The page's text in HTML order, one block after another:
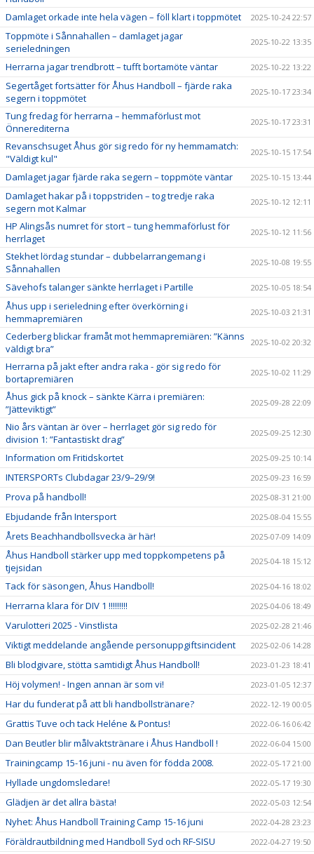
Damlaget orkade inte hela vägen – föll klart i toppmötet
2025-10-24 22:57
Toppmöte i Sånnahallen – damlaget jagar
serieledningen
2025-10-22 13:35
Herrarna jagar trendbrott – tufft bortamöte väntar 2025-10-22 13:22
Segertåget fortsätter för Åhus Handboll – fjärde raka
segern i toppmötet
2025-10-17 23:34
Tung fredag för herrarna – hemmaförlust mot
Önnerediterna
2025-10-17 23:31
Revanschsuget Åhus gör sig redo för ny hemmamatch:
"Väldigt kul"
2025-10-15 17:54
Damlaget jagar fjärde raka segern – toppmöte väntar 2025-10-15 13:44
Damlaget hakar på i toppstriden – tog tredje raka
segern mot Kalmar
2025-10-12 12:11
HP Alingsås numret för stort – tung hemmaförlust för
herrlaget
2025-10-12 11:56
Stekhet lördag stundar – dubbelarrangemang i
Sånnahallen
2025-10-08 19:55
Sävehofs talanger sänkte herrlaget i Partille 2025-10-05 18:54
Åhus upp i serieledning efter överkörning i
hemmapremiären
2025-10-03 21:31
Cederberg blickar framåt mot hemmapremiären: ”Känns
väldigt bra”
2025-10-02 20:32
Herrarna på jakt efter andra raka - gör sig redo för
bortapremiären
2025-10-02 11:29
Åhus gick på knock – sänkte Kärra i premiären:
”Jätteviktigt”
2025-09-28 22:09
Nio års väntan är över – herrlaget gör sig redo för
division 1: ”Fantastiskt drag”
2025-09-25 12:30
Information om Fritidskortet 2025-09-25 10:14
INTERSPORTs Clubdagar 23/9–29/9! 2025-09-23 16:59
Prova på handboll! 2025-08-31 21:00
Ebjudande från Intersport 2025-08-04 15:55
Årets Beachhandbollsvecka är här! 2025-07-09 14:09
Åhus Handboll stärker upp med toppkompetens på
tjejsidan
2025-04-18 15:12
Tack för säsongen, Åhus Handboll! 2025-04-16 18:02
Herrarna klara för DIV 1 !!!!!!!!! 2025-04-06 18:49
Varulotteri 2025 - Vinstlista 2025-02-28 21:46
Viktigt meddelande angående personuppgiftsincident 2025-02-06 14:28
Bli blodgivare, stötta samtidigt Åhus Handboll! 2023-01-23 18:41
Höj volymen! - Ingen annan är som vi! 2023-01-05 12:37
Har du funderat på att bli handbollstränare? 2022-12-19 00:05
Grattis Tuve och tack Heléne & Pontus! 2022-06-16 06:42
Dan Beutler blir målvaktstränare i Åhus Handboll ! 2022-06-04 15:00
Trainingcamp 15-16 juni - nu även för födda 2008. 2022-05-17 21:00
Hyllade ungdomsledare! 2022-05-17 19:30
Glädjen är det allra bästa! 2022-05-03 12:54
Nyhet: Åhus Handboll Training Camp 15-16 juni 2022-04-28 23:23
Föräldrautbildning med Handboll Syd och RF-SISU 2022-04-27 19:50